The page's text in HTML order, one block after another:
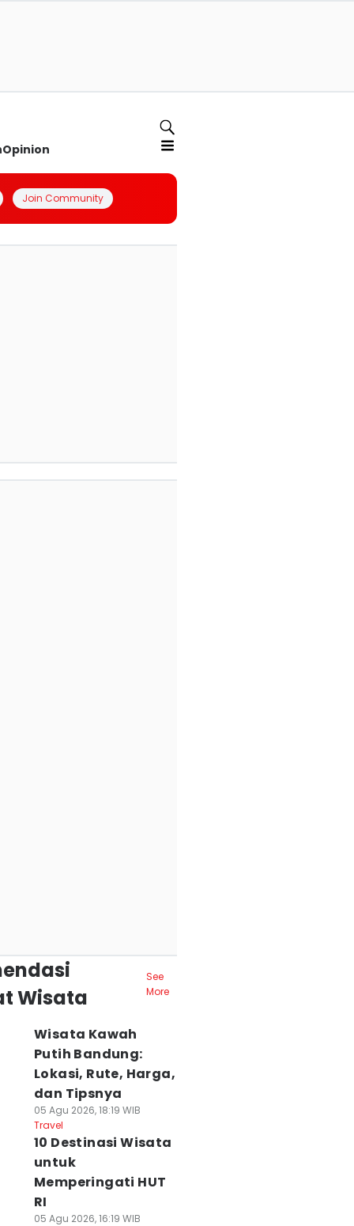
Opinion
Join Community
Wisata
See
More
Wisata Kawah
Putih Bandung:
Lokasi, Rute, Harga,
dan Tipsnya
05 Agu 2026, 18:19 WIB
Travel
10 Destinasi Wisata
untuk
Memperingati HUT
RI
05 Agu 2026, 16:19 WIB